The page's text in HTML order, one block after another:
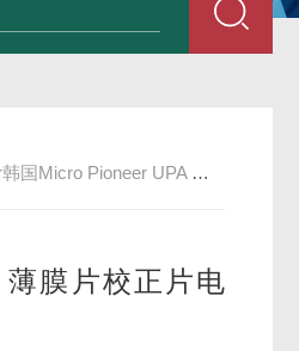
XRF-2020系列膜厚仪/测厚仪/X光机
UPA 薄膜片校正片电镀片标准片
薄膜片校正片电